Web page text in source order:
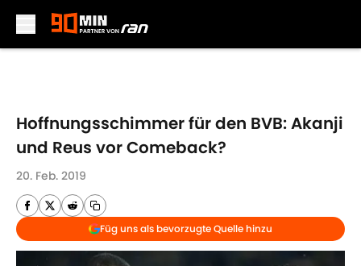
Hoffnungsschimmer für den BVB: Akanji
und Reus vor Comeback?
20. Feb. 2019
Füg uns als bevorzugte Quelle hinzu